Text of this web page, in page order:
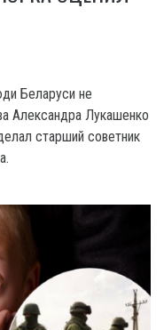
Беларуси не
Александра Лукашенко
старший советник